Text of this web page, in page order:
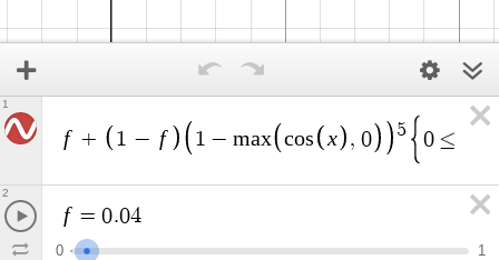
f + 1 − f 1 − max cos x , 0 5 0 ≤
1
f = 0.04
0 1
2